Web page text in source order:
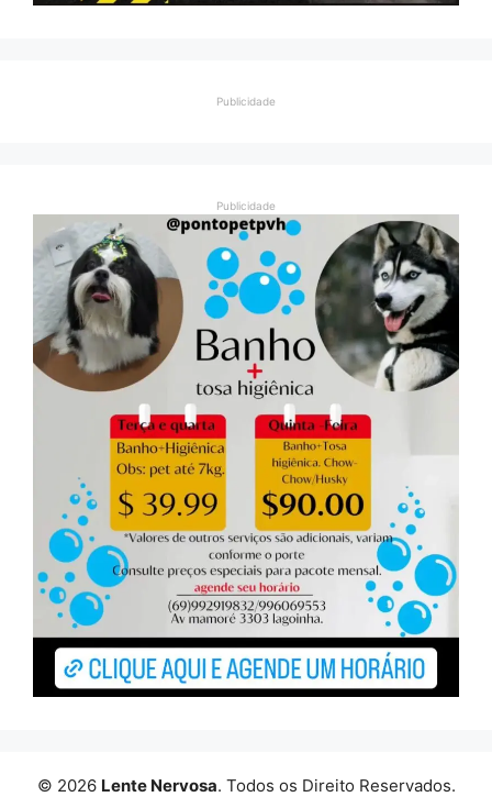
Publicidade
Publicidade
© 2026 Lente Nervosa. Todos os Direito Reservados.